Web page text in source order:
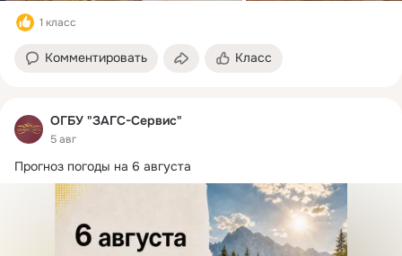
1 класс
Комментировать Класс
ОГБУ "ЗАГС-Сервис"
5 авг
Прогноз погоды на 6 августа